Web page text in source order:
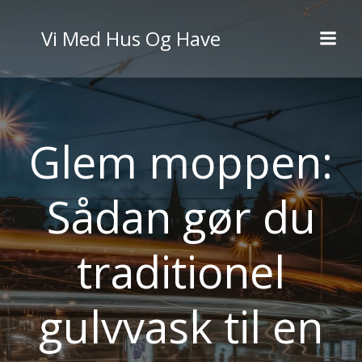
til
indhold
Vi Med Hus Og Have
Glem moppen:
Sådan gør du
traditionel
gulvvask til en